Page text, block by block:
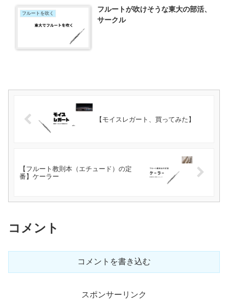
フルートを吹く
フルートが吹けそうな東大の部活、
サークル
【モイスレガート、買ってみた】
【フルート教則本（エチュード）の定
番】ケーラー
コメント
コメントを書き込む
スポンサーリンク